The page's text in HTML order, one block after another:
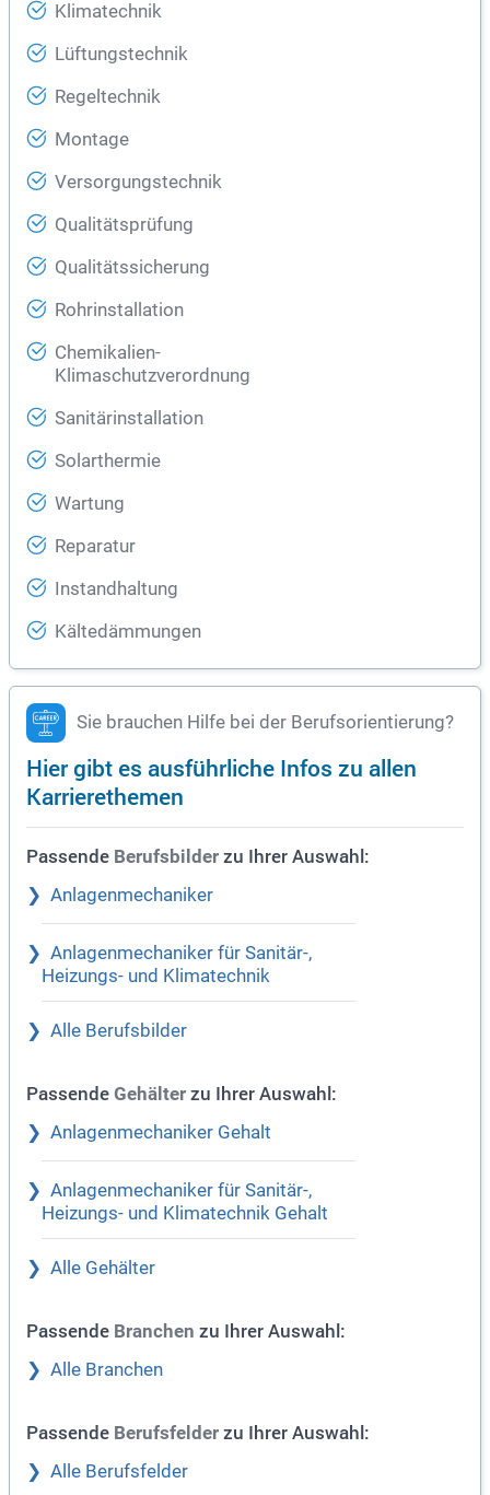
Klimatechnik
Lüftungstechnik
Regeltechnik
Montage
Versorgungstechnik
Qualitätsprüfung
Qualitätssicherung
Rohrinstallation
Chemikalien-
Klimaschutzverordnung
Sanitärinstallation
Solarthermie
Wartung
Reparatur
Instandhaltung
Kältedämmungen
Sie brauchen Hilfe bei der Berufsorientierung?
Hier gibt es ausführliche Infos zu allen
Karrierethemen
Passende Berufsbilder zu Ihrer Auswahl:
Anlagenmechaniker
Anlagenmechaniker für Sanitär-,
Heizungs- und Klimatechnik
Alle Berufsbilder
Passende Gehälter zu Ihrer Auswahl:
Anlagenmechaniker Gehalt
Anlagenmechaniker für Sanitär-,
Heizungs- und Klimatechnik Gehalt
Alle Gehälter
Passende Branchen zu Ihrer Auswahl:
Alle Branchen
Passende Berufsfelder zu Ihrer Auswahl:
Alle Berufsfelder